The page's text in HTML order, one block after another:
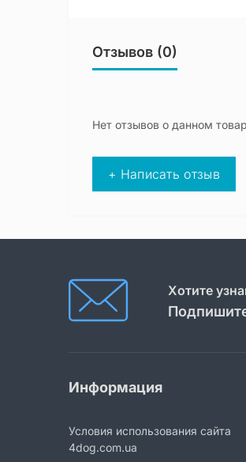
Отзывов (0)
Нет отзывов о данном
+ Написать отзыв
Хотите
Информация
Условия использования сайта
4dog.com.ua